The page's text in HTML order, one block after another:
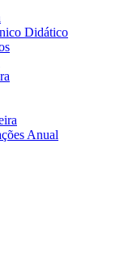
Didático
Anual